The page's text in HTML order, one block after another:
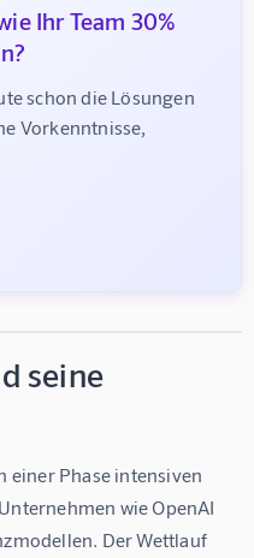
Ihr Team 30%
schon die Lösungen
Vorkenntnisse,
seine
einer Phase intensiven
wie OpenAI
Der Wettlauf